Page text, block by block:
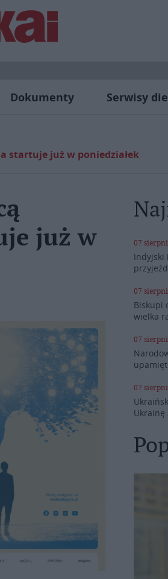
Dokumenty Serwisy
startuje już w poniedziałek
już w
07
Indyjski
07
Biskupi
wielka
07
07
Ukrainę